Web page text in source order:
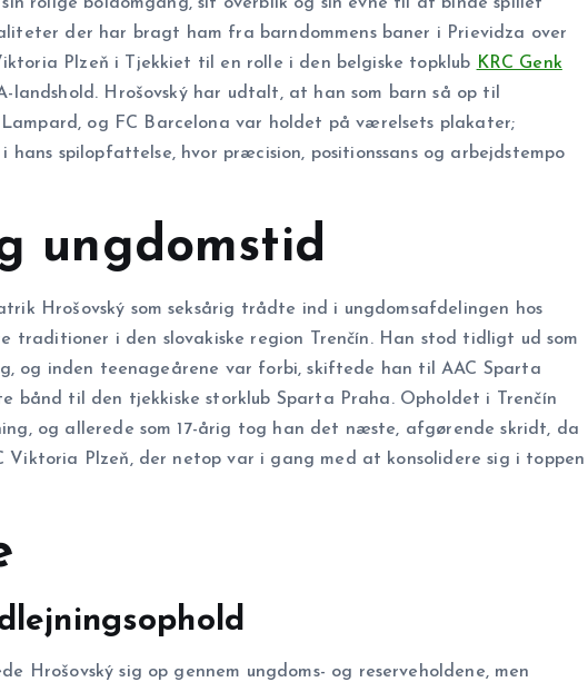
der har bragt ham fra barndommens baner i Prievidza over
Plzeň i Tjekkiet til en rolle i den belgiske topklub KRC Genk
landshold. Hrošovský har udtalt, at han som barn så op til
og FC Barcelona var holdet på værelsets plakater;
hans spilopfattelse, hvor præcision, positionssans og arbejdstempo
ungdomstid
Hrošovský som seksårig trådte ind i ungdomsafdelingen hos
traditioner i den slovakiske region Trenčín. Han stod tidligt ud som
og inden teenageårene var forbi, skiftede han til AAC Sparta
til den tjekkiske storklub Sparta Praha. Opholdet i Trenčín
og allerede som 17-årig tog han det næste, afgørende skridt, da
Viktoria Plzeň, der netop var i gang med at konsolidere sig i toppen
Hrošovský sig op gennem ungdoms- og reserveholdene, men